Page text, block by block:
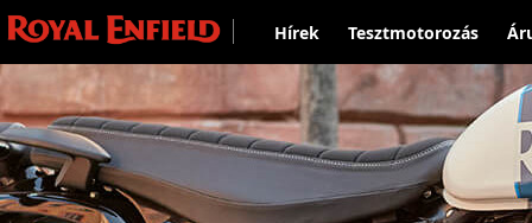
Hírek Tesztmotorozás